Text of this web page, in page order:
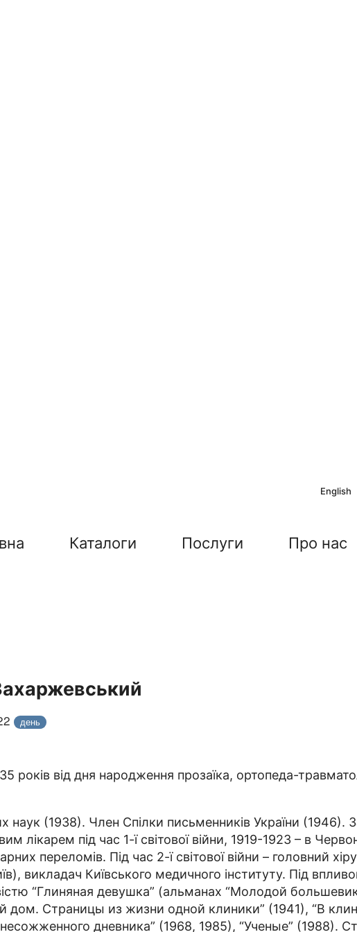
English
Каталоги Послуги Про нас
день
років від дня народження прозаїка, ортопеда-
(1938). Член Спілки письменників України (1946).
лікарем під час 1-ї світової війни, 1919-1923 – в
переломів. Під час 2-ї світової війни – головний
викладач Київського медичного інституту. Під
“Глиняная девушка” (альманах “Молодой
Страницы из жизни одной клиники” (1941), “В
дневника” (1968, 1985), “Ученые” (1988).